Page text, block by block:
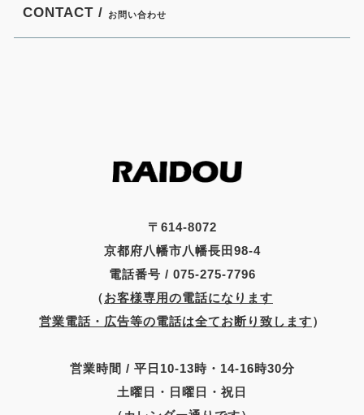
〒614-8072
京都府八幡市八幡長田98-4
電話番号 / 075-275-7796
（お客様専用の電話になります
営業電話・広告等の電話は全てお断り致します）
営業時間 / 平日10-13時・14-16時30分
土曜日・日曜日・祝日
CONTACT / お問い合わせ